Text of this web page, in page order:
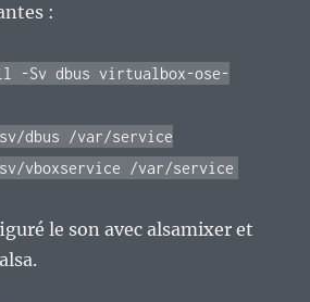
:
-Sv dbus virtualbox-ose-
dbus /var/service
vboxservice /var/service
le son avec alsamixer et